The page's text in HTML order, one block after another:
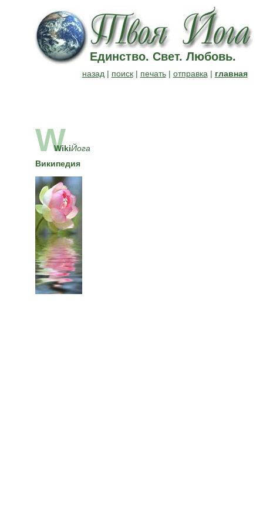
Единство. Свет. Любовь.
назад | поиск| печать| отправка | главная
W
WikiЙога
Википедия